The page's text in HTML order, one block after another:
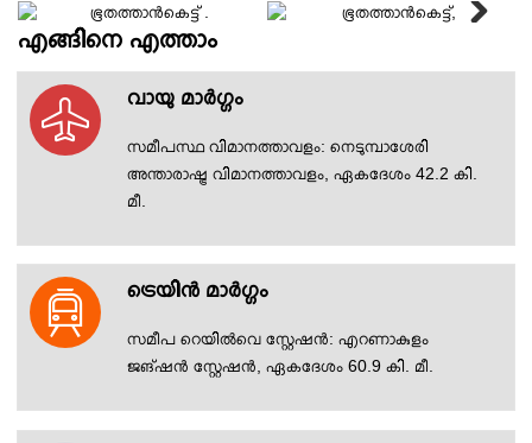
ചിത്രസഞ്ചയം
എങ്ങിനെ എത്താം
വായു മാര്‍ഗ്ഗം
സമീപസ്ഥ വിമാനത്താവളം: നെടുമ്പാശേരി
അന്താരാഷ്ട്ര വിമാനത്താവളം, ഏകദേശം 42.2 കി.
മീ.
ട്രെയിന്‍ മാര്‍ഗ്ഗം
സമീപ റെയിൽവെ സ്റ്റേഷൻ: എറണാകുളം
ജങ്ഷൻ സ്റ്റേഷൻ, ഏകദേശം 60.9 കി. മീ.